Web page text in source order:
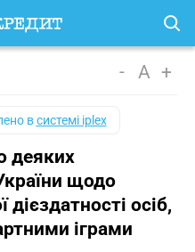
- A +
всистемі iplex
деяких
щодо
осіб,
іграми